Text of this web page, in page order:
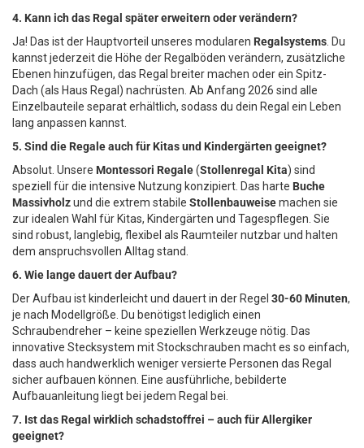
4. Kann ich das Regal später erweitern oder verändern?
Ja! Das ist der Hauptvorteil unseres modularen Regalsystems . Du
kannst jederzeit die Höhe der Regalböden verändern, zusätzliche
Ebenen hinzufügen, das Regal breiter machen oder ein Spitz-
Dach (als Haus Regal) nachrüsten. Ab Anfang 2026 sind alle
Einzelbauteile separat erhältlich, sodass du dein Regal ein Leben
lang anpassen kannst.
5. Sind die Regale auch für Kitas und Kindergärten geeignet?
Absolut. Unsere Montessori Regale(Stollenregal Kita) sind
speziell für die intensive Nutzung konzipiert. Das harte Buche
Massivholzund die extrem stabile Stollenbauweisemachen sie
zur idealen Wahl für Kitas, Kindergärten und Tagespflegen. Sie
sind robust, langlebig, flexibel als Raumteiler nutzbar und halten
dem anspruchsvollen Alltag stand.
6. Wie lange dauert der Aufbau?
Der Aufbau ist kinderleicht und dauert in der Regel 30-60 Minuten,
je nach Modellgröße. Du benötigst lediglich einen
Schraubendreher – keine speziellen Werkzeuge nötig. Das
innovative Stecksystem mit Stockschrauben macht es so einfach,
dass auch handwerklich weniger versierte Personen das Regal
sicher aufbauen können. Eine ausführliche, bebilderte
Aufbauanleitung liegt bei jedem Regal bei.
7. Ist das Regal wirklich schadstoffrei – auch für Allergiker
geeignet?